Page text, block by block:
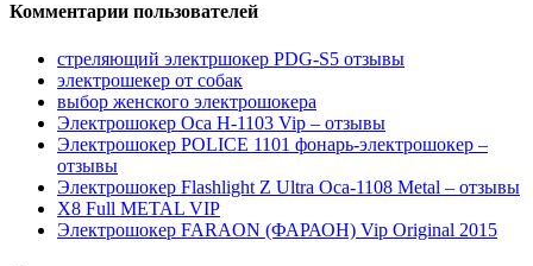
Комментарии пользователей
стреляющий электршокер PDG-S5 отзывы
электрошекер от собак
выбор женского электрошокера
Электрошокер Оса H-1103 Vip – отзывы
Электрошокер POLICE 1101 фонарь-электрошокер –
отзывы
Электрошокер Flashlight Z Ultra Оса-1108 Metal – отзывы
Х8 Full METAL VIP
Электрошокер FARAON (ФАРАОН) Vip Original 2015